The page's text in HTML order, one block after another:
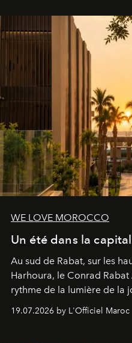
WE LOVE MOROCCO
Un été dans la
Au sud de Rabat, sur les
Harhoura, le Conrad
rythme de la lumière de la
programmation pensée
rendez-vous avec l’océan.
19.07.2026 by L'Officiel Maroc